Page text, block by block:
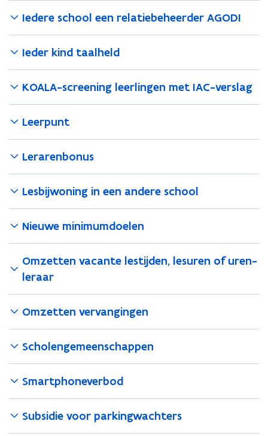
Iedere school een relatiebeheerder AGODI
Ieder kind taalheld
KOALA-screening leerlingen met IAC-verslag
Leerpunt
Lerarenbonus
Lesbijwoning in een andere school
Nieuwe minimumdoelen
Omzetten vacante lestijden, lesuren of uren-
leraar
Omzetten vervangingen
Scholengemeenschappen
Smartphoneverbod
Subsidie voor parkingwachters